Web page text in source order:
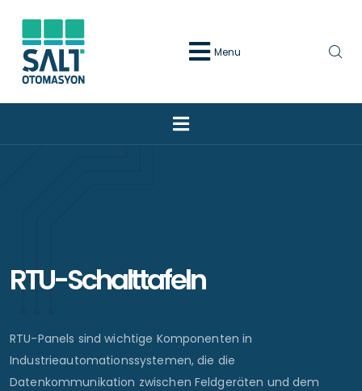
Menu
RTU-Schalttafeln
RTU-Panels sind wichtige Komponenten in
Industrieautomationssystemen, die die
Datenkommunikation zwischen Feldgeräten und dem